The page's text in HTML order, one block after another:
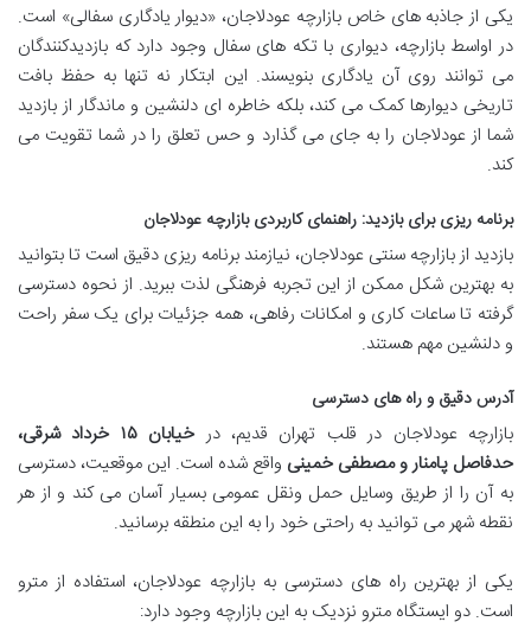
یکی از جاذبه های خاص بازارچه عودلاجان، «دیوار یادگاری سفالی» است.
در اواسط بازارچه، دیواری با تکه های سفال وجود دارد که بازدیدکنندگان
می توانند روی آن یادگاری بنویسند. این ابتکار نه تنها به حفظ بافت
تاریخی دیوارها کمک می کند، بلکه خاطره ای دلنشین و ماندگار از بازدید
شما از عودلاجان را به جای می گذارد و حس تعلق را در شما تقویت می
کند.
برنامه ریزی برای بازدید: راهنمای کاربردی بازارچه عودلاجان
بازدید از بازارچه سنتی عودلاجان، نیازمند برنامه ریزی دقیق است تا بتوانید
به بهترین شکل ممکن از این تجربه فرهنگی لذت ببرید. از نحوه دسترسی
گرفته تا ساعات کاری و امکانات رفاهی، همه جزئیات برای یک سفر راحت
و دلنشین مهم هستند.
آدرس دقیق و راه های دسترسی
بازارچه عودلاجان در قلب تهران قدیم، در
خیابان ۱۵ خرداد شرقی،
حدفاصل پامنار و مصطفی خمینی واقع شده است. این موقعیت، دسترسی
به آن را از طریق وسایل حمل ونقل عمومی بسیار آسان می کند و از هر
نقطه شهر می توانید به راحتی خود را به این منطقه برسانید.
یکی از بهترین راه های دسترسی به بازارچه عودلاجان، استفاده از مترو
است. دو ایستگاه مترو نزدیک به این بازارچه وجود دارد: